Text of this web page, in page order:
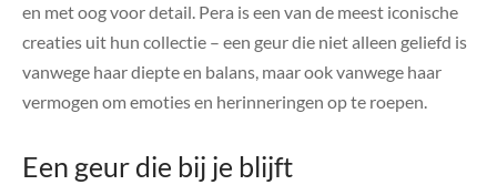
en met oog voor detail. Pera is een van de meest iconische
creaties uit hun collectie – een geur die niet alleen geliefd is
vanwege haar diepte en balans, maar ook vanwege haar
vermogen om emoties en herinneringen op te roepen.
Een geur die bij je blijft